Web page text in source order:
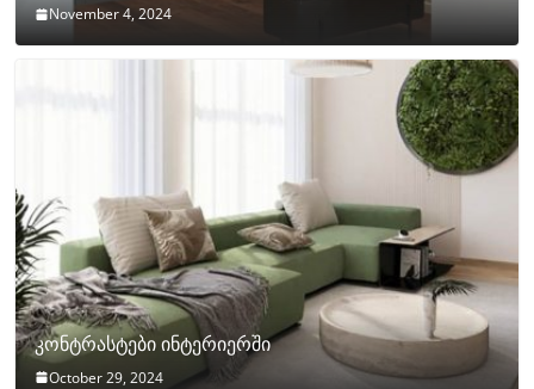
November 4, 2024
კონტრასტები ინტერიერში
October 29, 2024